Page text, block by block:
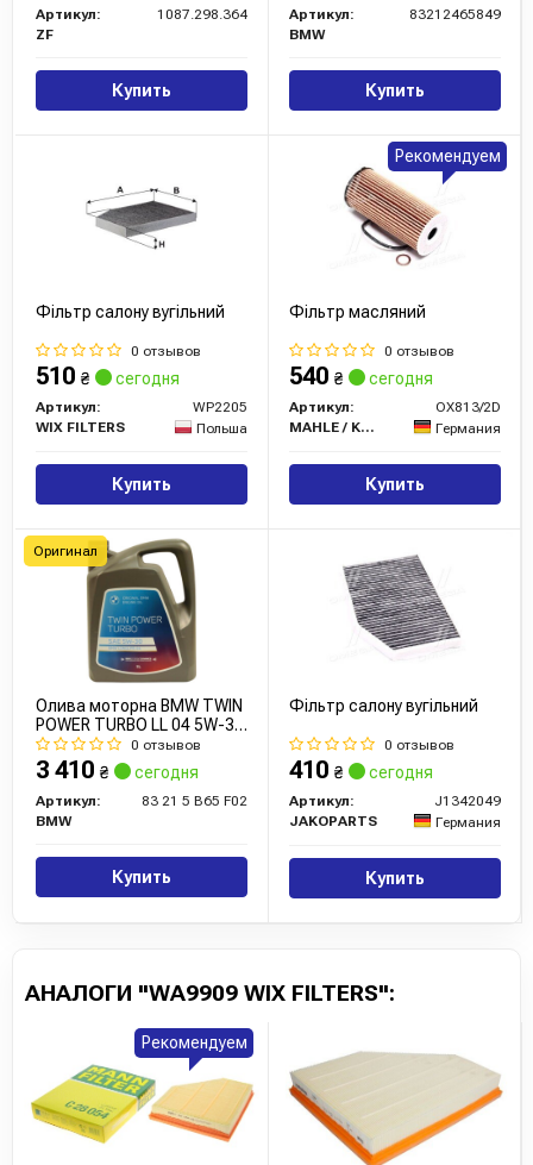
Артикул:
1087.298.364
ZF
Купить
Артикул:
83212465849
BMW
Купить
Фільтр салону вугільний
0 отзывов
510 ₴ сегодня
Артикул:
WP2205
WIX FILTERS
Польша
Купить
Фільтр масляний
0 отзывов
540 ₴ сегодня
Артикул:
OX813/2D
MAHLE / KNECHT
Германия
Купить
Рекомендуем
Олива моторна BMW TWIN
POWER TURBO LL 04 5W-30
5л
0 отзывов
3 410 ₴ сегодня
Артикул:
83 21 5 B65 F02
BMW
Купить
Оригинал
Фільтр салону вугільний
0 отзывов
410 ₴ сегодня
Артикул:
J1342049
JAKOPARTS
Германия
Купить
АНАЛОГИ "WA9909 WIX FILTERS":
Рекомендуем